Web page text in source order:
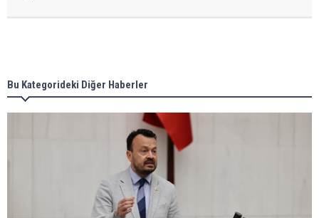
Bu Kategorideki Diğer Haberler